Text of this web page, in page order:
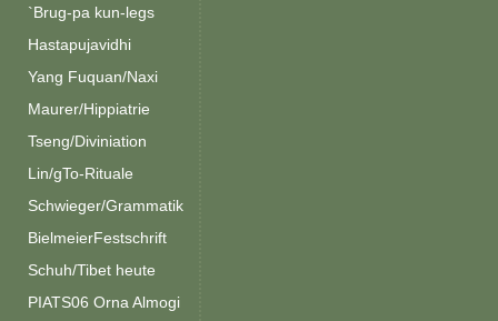
`Brug-pa kun-legs
Hastapujavidhi
Yang Fuquan/Naxi
Maurer/Hippiatrie
Tseng/Diviniation
Lin/gTo-Rituale
Schwieger/Grammatik
BielmeierFestschrift
Schuh/Tibet heute
PIATS06 Orna Almogi